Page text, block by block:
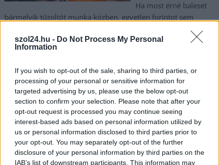
szol24.hu - Do Not Process My Personal
Information
If you wish to opt-out of the sale, sharing to third parties, or
processing of your personal or sensitive information for
targeted advertising by us, please use the below opt-out
section to confirm your selection. Please note that after your
opt-out request is processed you may continue seeing
interest-based ads based on personal information utilized by
us or personal information disclosed to third parties prior to
your opt-out. You may separately opt-out of the further
disclosure of your personal information by third parties on the
IAB’s list of downstream participants. This information may
Ha most érné baleset
bármelyik tűzoltót munka közben, egyetlen forintot sem
kapna semmilyen biztosítótól, mivel nincs élő szerződés.
Szolnoki és más megyei tűzoltók, tudunk erről?
JNSZ megyei hírek biztosítás,Jász-Nagykun-Szolnok megye
tűzoltók
A kötelező biztosítás éves díja is ugrásszerűen
nőni fog
2022.08.20. Kiss Lajos